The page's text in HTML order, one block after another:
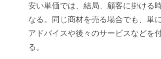
安い単価では、結局、顧客に掛ける
なる。同じ商材を売る場合でも、単
アドバイスや後々のサービスなどを
る。